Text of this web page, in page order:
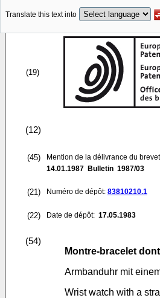
Translate this text into
(19)
(12)
(45)
Mention de la délivrance du
14.01.1987 Bulletin 1987/03
(21) Numéro de dépôt: 83810210.1
(22) Date de dépôt: 17.05.1983
(54)
Montre-bracelet
Armbanduhr mit
Wrist watch with a